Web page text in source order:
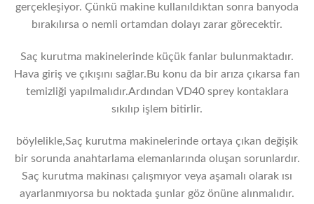
gerçekleşiyor. Çünkü makine kullanıldıktan sonra banyoda
bırakılırsa o nemli ortamdan dolayı zarar görecektir.
Saç kurutma makinelerinde küçük fanlar bulunmaktadır.
Hava giriş ve çıkışını sağlar.Bu konu da bir arıza çıkarsa fan
temizliği yapılmalıdır.Ardından VD40 sprey kontaklara
sıkılıp işlem bitirlir.
böylelikle,Saç kurutma makinelerinde ortaya çıkan değişik
bir sorunda anahtarlama elemanlarında oluşan sorunlardır.
Saç kurutma makinası çalışmıyor veya aşamalı olarak ısı
ayarlanmıyorsa bu noktada şunlar göz önüne alınmalıdır.